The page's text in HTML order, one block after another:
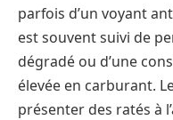
parfois d’un voyant
est souvent suivi de
dégradé ou d’une
élevée en carburant.
présenter des ratés à